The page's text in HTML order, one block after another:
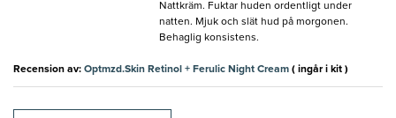
Nattkräm. Fuktar huden ordentligt under
natten. Mjuk och slät hud på morgonen.
Behaglig konsistens.
Recension av: Optmzd.Skin Retinol + Ferulic Night Cream ( ingår i kit )